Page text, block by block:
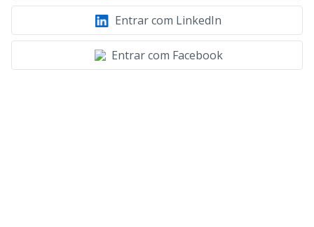
Entrar com LinkedIn
Entrar com Facebook